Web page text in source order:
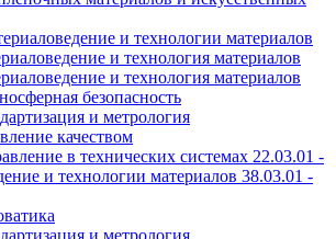
и технологии материалов
и технология материалов
и технология материалов
безопасность
и метрология
качеством
в технических системах 22.03.01 -
и технологии материалов 38.03.01 -
и метрология